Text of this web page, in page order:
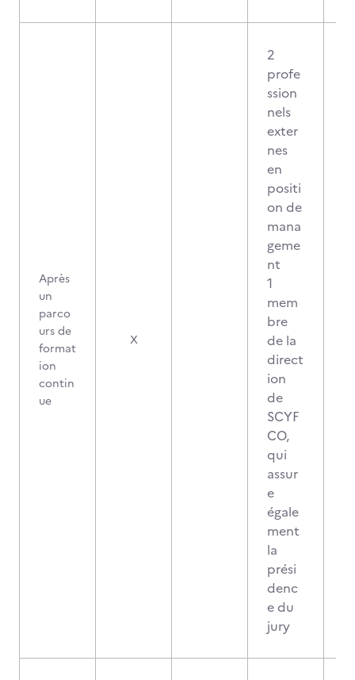
Après
un
parco
urs de
format
ion
contin
ue
X
2
profe
ssion
nels
exter
nes
en
positi
on de
mana
geme
nt
1
mem
bre
de la
direct
ion
de
SCYF
CO,
qui
assur
e
égale
ment
la
prési
denc
e du
jury